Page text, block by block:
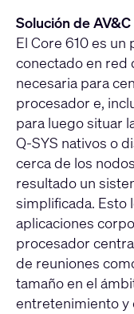
Solución de
El Core 610 es
conectado en red
necesaria para
procesador e,
para luego situar
Q-SYS nativos o
cerca de los
resultado un
simplificada. Esto
aplicaciones
procesador
de reuniones
tamaño en el
entretenimiento y